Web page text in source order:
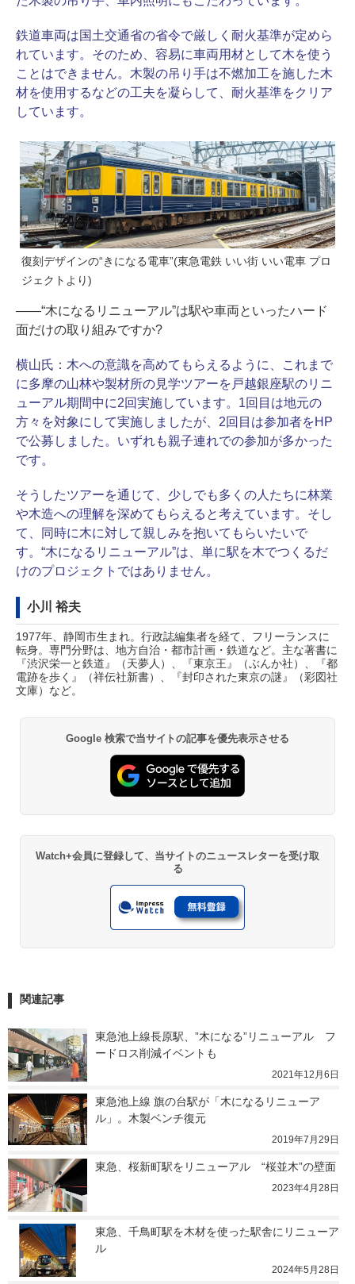
鉄道車両は国土交通省の省令で厳しく耐火基準が定めら
れています。そのため、容易に車両用材として木を使う
ことはできません。木製の吊り手は不燃加工を施した木
材を使用するなどの工夫を凝らして、耐火基準をクリア
しています。
復刻デザインの“きになる電車”(東急電鉄 いい街 いい電車 プロ
ジェクト より)
――“木になるリニューアル”は駅や車両といったハード
面だけの取り組みですか?
横山氏： 木への意識を高めてもらえるように、これまで
に多摩の山林や製材所の見学ツアーを戸越銀座駅のリニ
ューアル期間中に2回実施しています。1回目は地元の
方々を対象にして実施しましたが、2回目は参加者をHP
で公募しました。いずれも親子連れでの参加が多かった
です。
そうしたツアーを通じて、少しでも多くの人たちに林業
や木造への理解を深めてもらえると考えています。そし
て、同時に木に対して親しみを抱いてもらいたいで
す。“木になるリニューアル”は、単に駅を木でつくるだ
けのプロジェクトではありません。
小川 裕夫
1977年、静岡市生まれ。行政誌編集者を経て、フリーランスに
転身。専門分野は、地方自治・都市計画・鉄道など。主な著書に
『渋沢栄一と鉄道』（天夢人）、『東京王』（ぶんか社）、『都
電跡を歩く』（祥伝社新書）、『封印された東京の謎』（彩図社
文庫）など。
Google 検索で当サイトの記事を優先表示させる
Watch+会員に登録して、当サイトのニュースレターを受け取
る
関連記事
東急池上線長原駅、”木になる”リニューアル　フ
ードロス削減イベントも
2021年12月6日
東急池上線 旗の台駅が「木になるリニューア
ル」。木製ベンチ復元
2019年7月29日
東急、桜新町駅をリニューアル　“桜並木”の壁面
2023年4月28日
東急、千鳥町駅を木材を使った駅舎にリニューア
ル
2024年5月28日